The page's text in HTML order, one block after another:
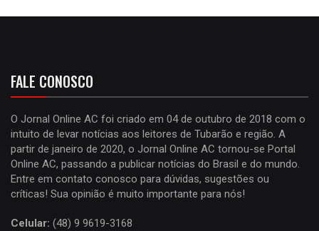
FALE CONOSCO
O Jornal Online AC foi criado em 04 de outubro de 2018 com o
intuito de levar notícias aos leitores de Tubarão e região. A
partir de janeiro de 2020, o Jornal Online AC tornou-se Portal
Online AC, passando a publicar notícias do Brasil e do mundo.
Entre em contato conosco para dúvidas, sugestões ou
críticas! Sua opinião é muito importante para nós!
Celular: (48) 9 9619-3168